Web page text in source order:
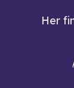
Her